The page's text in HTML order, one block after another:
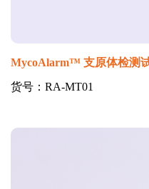
MycoAlarm™ 支原体检测
货号：RA-MT01